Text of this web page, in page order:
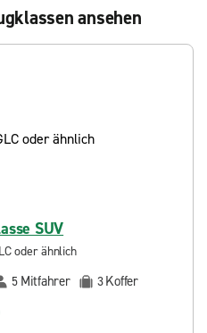
ansehen
SUV
oder ähnlich
5 Mitfahrer 3Koffer